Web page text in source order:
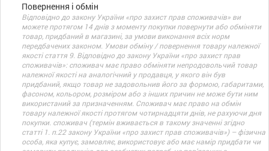
Повернення і обмін
Відповідно до закону України «про захист прав споживачів» ви
можете протягом 14 днів з моменту покупки повернути або обміняти
товар, придбаний в магазині, за умови виконання всіх норм
передбачених законом. Умови обміну / повернення товару належної
якості стаття 9. Відповідно до закону України «про захист прав
споживачів»: споживач має право обміняти непродовольчий товар
належної якості на аналогічний у продавця, у якого він був
придбаний, якщо товар не задовольнив його за формою, габаритами,
фасоном, кольором, розміром або з інших причин не може бути ним
використаний за призначенням. Споживач має право на обмін
товару належної якості протягом чотирнадцяти днів, не рахуючи дня
покупки. споживач (термін вживається в такому значенні згідно
статті 1. п.22 закону України «про захист прав споживачів») – фізична
особа, яка купує, замовляє, використовує або має намір придбати чи